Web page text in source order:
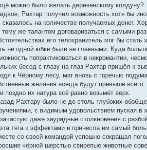
можно было желать деревенскому колдуну?
Рахтар получил возможность хотя бы
на количестве получаемых денег.
же талантом договариваться с самыми
его телохранитель мог бы
ни одной юбки были не главными. Куда
попрактиковаться в некромантии,
бесед с глазу на глаз Рахтар пришёл к
к Чёрному лесу, маг вновь с горечью
желания всегда будут превыше
их натура всё равно возьмёт верх.
Рахтару было не до столь глубоких
с видимым удовольствием пуская
даже заурядные столкновения с
тяга к эффектами и принесла им самый
со своей командой успешно сокращал
чёрной шерстью свирепые животные